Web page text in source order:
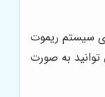
سیستم ریموت
به صورت